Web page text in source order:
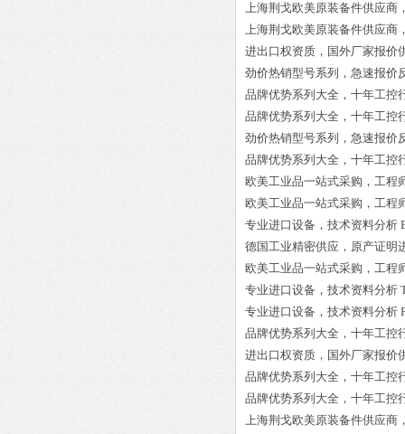
上海荆戈欧美原装备件供应商
上海荆戈欧美原装备件供应商
进出口权资质，国外厂家报价
劲价热销型号系列，急速报价
品牌优势系列大全，十年工控
品牌优势系列大全，十年工控
劲价热销型号系列，急速报价
品牌优势系列大全，十年工控
欧美工业品一站式采购，工程
欧美工业品一站式采购，工程
专业进口设备，技术资料分析
德国工业精密供应，原产证明
欧美工业品一站式采购，工程
专业进口设备，技术资料分析
专业进口设备，技术资料分析
品牌优势系列大全，十年工控
进出口权资质，国外厂家报价
品牌优势系列大全，十年工控
品牌优势系列大全，十年工控
上海荆戈欧美原装备件供应商